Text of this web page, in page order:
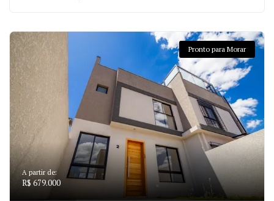
Pronto para Morar
A partir de:
R$ 679.000